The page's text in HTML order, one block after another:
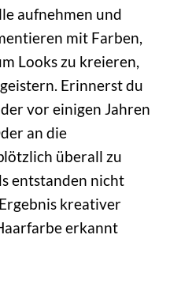
aufnehmen und
mit Farben,
Looks zu kreieren,
Erinnerst du
vor einigen Jahren
an die
überall zu
entstanden nicht
kreativer
erkannt